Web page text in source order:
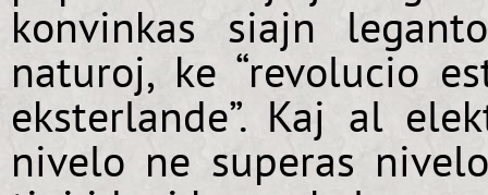
konvinkas siajn
naturoj, ke “revolucio
eksterlande”. Kaj al
nivelo ne superas